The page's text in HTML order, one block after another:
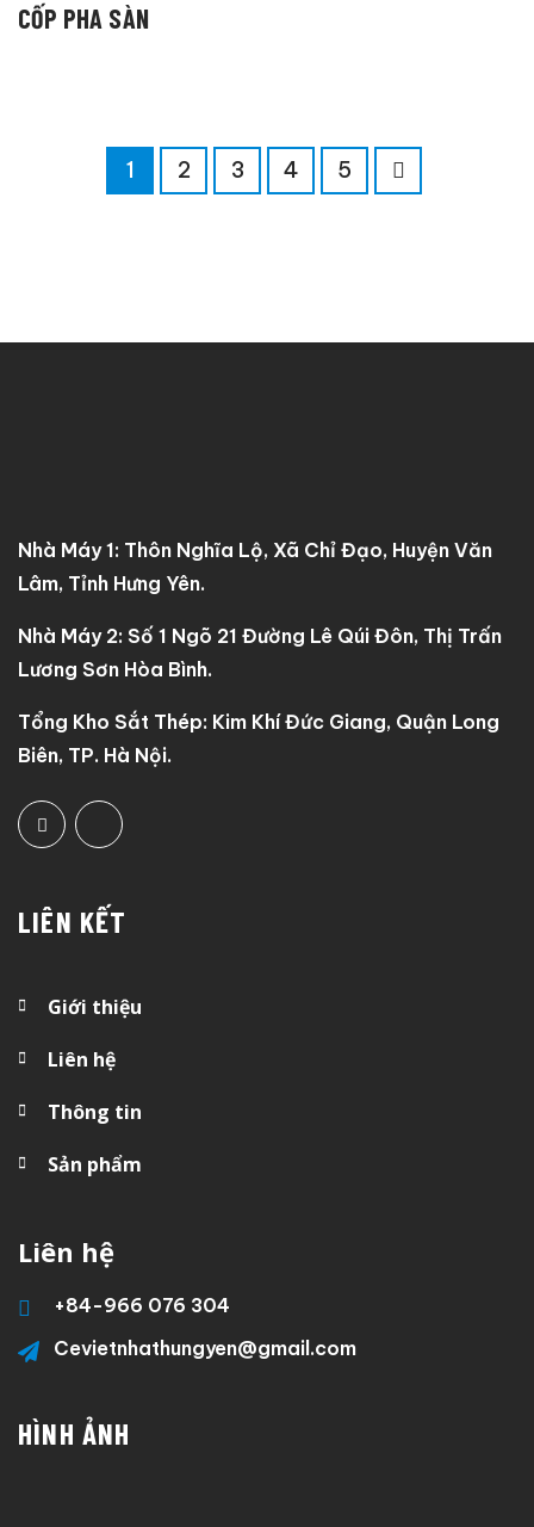
CỐP PHA SÀN
1 2 3 4 5
Nhà Máy 1: Thôn Nghĩa Lộ, Xã Chỉ Đạo, Huyện Văn
Lâm, Tỉnh Hưng Yên.
Nhà Máy 2: Số 1 Ngõ 21 Đường Lê Qúi Đôn, Thị Trấn
Lương Sơn Hòa Bình.
Tổng Kho Sắt Thép: Kim Khí Đức Giang, Quận Long
Biên, TP. Hà Nội.
LIÊN KẾT
Giới thiệu
Liên hệ
Thông tin
Sản phẩm
Liên hệ
+84-966 076 304
Cevietnhathungyen@gmail.com
HÌNH ẢNH